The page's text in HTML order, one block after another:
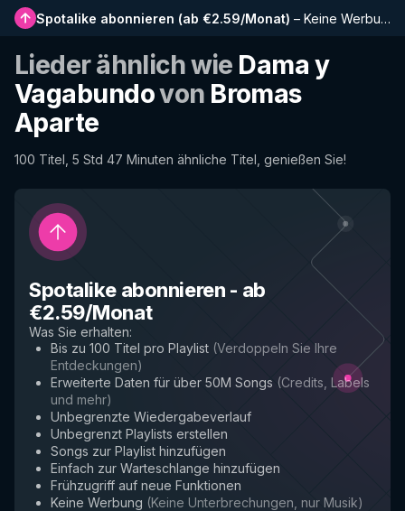
Spotalike abonnieren (ab €2.59/Monat) – Keine Werbung, längere Playlists, vollständiger Verlauf und Frühzugriff auf neue Funktionen
Lieder ähnlich wie Dama y
Vagabundovon Bromas
Aparte
100 Titel, 5 Std 47 Minuten ähnliche Titel, genießen Sie!
Spotalike abonnieren - ab
€2.59/Monat
Was Sie erhalten:
Bis zu 100 Titel pro Playlist (Verdoppeln Sie Ihre
Entdeckungen)
Erweiterte Daten für über 50M Songs (Credits, Labels
und mehr)
Unbegrenzte Wiedergabeverlauf
Unbegrenzt Playlists erstellen
Songs zur Playlist hinzufügen
Einfach zur Warteschlange hinzufügen
Frühzugriff auf neue Funktionen
Keine Werbung (Keine Unterbrechungen, nur Musik)